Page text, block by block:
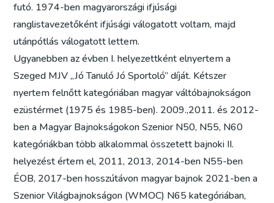
futó. 1974-ben magyarországi ifjúsági
ranglistavezetőként ifjúsági válogatott voltam, majd
utánpótlás válogatott lettem.
Ugyanebben az évben I. helyezettként elnyertem a
Szeged MJV „Jó Tanuló Jó Sportoló” díját. Kétszer
nyertem felnőtt kategóriában magyar váltóbajnokságon
ezüstérmet (1975 és 1985-ben). 2009.,2011. és 2012-
ben a Magyar Bajnokságokon Szenior N50, N55, N60
kategóriákban több alkalommal összetett bajnoki II.
helyezést értem el, 2011, 2013, 2014-ben N55-ben
ÉOB, 2017-ben hosszútávon magyar bajnok 2021-ben a
Szenior Világbajnokságon (WMOC) N65 kategóriában,